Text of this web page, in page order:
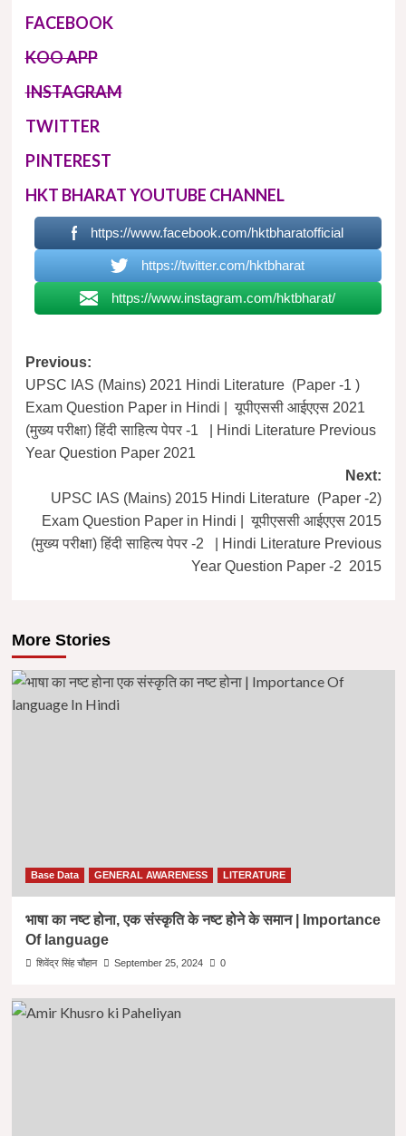
FACEBOOK
KOO APP
INSTAGRAM
TWITTER
PINTEREST
HKT BHARAT YOUTUBE CHANNEL
https://www.facebook.com/hktbharatofficial
https://twitter.com/hktbharat
https://www.instagram.com/hktbharat/
Post
navigation
Previous:
UPSC IAS (Mains) 2021 Hindi Literature (Paper -1 )
Exam Question Paper in Hindi | यूपीएससी आईएएस 2021
(मुख्य परीक्षा) हिंदी साहित्य पेपर -1 | Hindi Literature Previous
Year Question Paper 2021
Next:
UPSC IAS (Mains) 2015 Hindi Literature (Paper -2)
Exam Question Paper in Hindi | यूपीएससी आईएएस 2015
(मुख्य परीक्षा) हिंदी साहित्य पेपर -2 | Hindi Literature Previous
Year Question Paper -2 2015
More Stories
Base Data GENERAL AWARENESS LITERATURE
भाषा का नष्ट होना, एक संस्कृति के नष्ट होने के समान | Importance
Of language
शिवेंद्र सिंह चौहान September 25, 2024 0